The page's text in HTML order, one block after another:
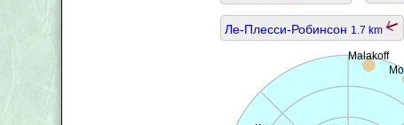
Ле-Плесси-Робинсон 1.7 km
Malakoff